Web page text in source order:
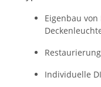
Eigenbau
Individuelle